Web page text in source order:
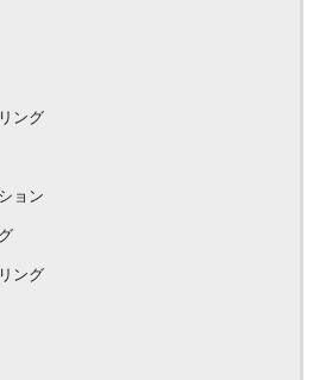
ング
ョン
ング